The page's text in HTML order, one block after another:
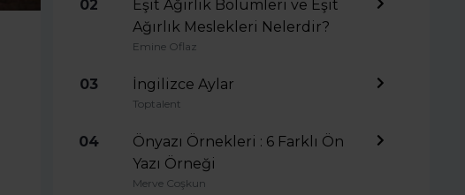
02
Eşit Ağırlık Bölümleri ve Eşit
Ağırlık Meslekleri Nelerdir?
Emine Oflaz
03 İngilizce Aylar
Toptalent
04
Önyazı Örnekleri : 6 Farklı Ön
Yazı Örneği
Merve Coşkun